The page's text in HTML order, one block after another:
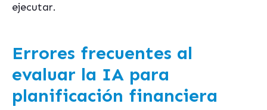
ejecutar.
Errores frecuentes al
evaluar la IA para
planificación financiera